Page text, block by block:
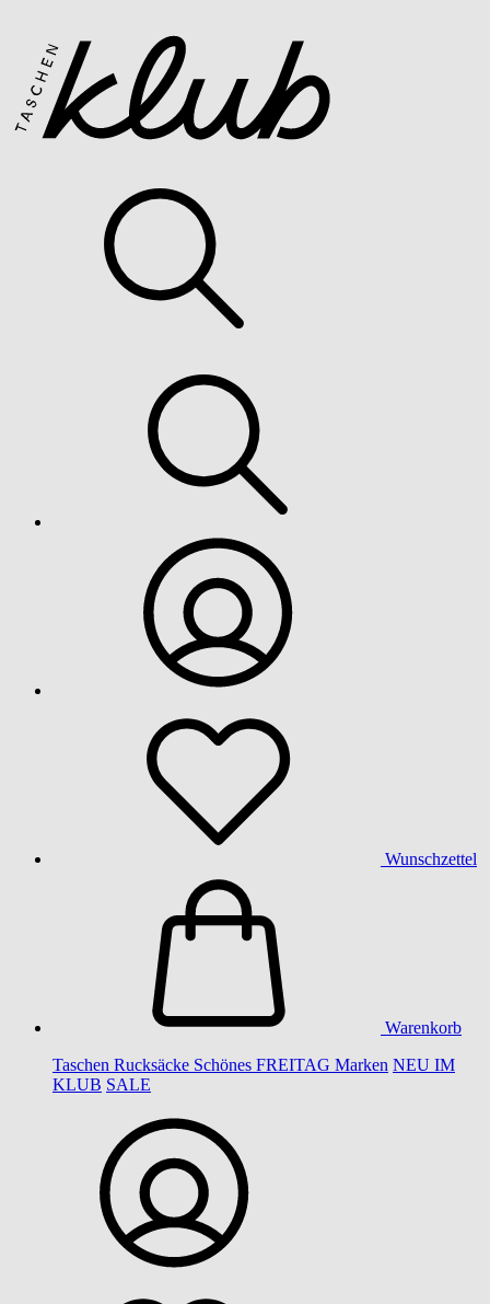
Wunschzettel
Warenkorb
Taschen Rucksäcke Schönes FREITAG Marken NEU IM
KLUB SALE